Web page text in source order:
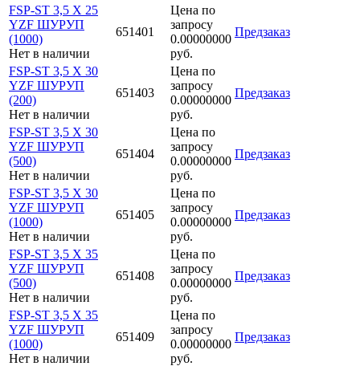
FSP-ST 3,5 X 25
YZF ШУРУП
(1000)
Нет в наличии
651401
Цена по
запросу
0.00000000
руб.
Предзаказ
FSP-ST 3,5 X 30
YZF ШУРУП
(200)
Нет в наличии
651403
Цена по
запросу
0.00000000
руб.
Предзаказ
FSP-ST 3,5 X 30
YZF ШУРУП
(500)
Нет в наличии
651404
Цена по
запросу
0.00000000
руб.
Предзаказ
FSP-ST 3,5 X 30
YZF ШУРУП
(1000)
Нет в наличии
651405
Цена по
запросу
0.00000000
руб.
Предзаказ
FSP-ST 3,5 X 35
YZF ШУРУП
(500)
Нет в наличии
651408
Цена по
запросу
0.00000000
руб.
Предзаказ
FSP-ST 3,5 X 35
YZF ШУРУП
(1000)
Нет в наличии
651409
Цена по
запросу
0.00000000
руб.
Предзаказ